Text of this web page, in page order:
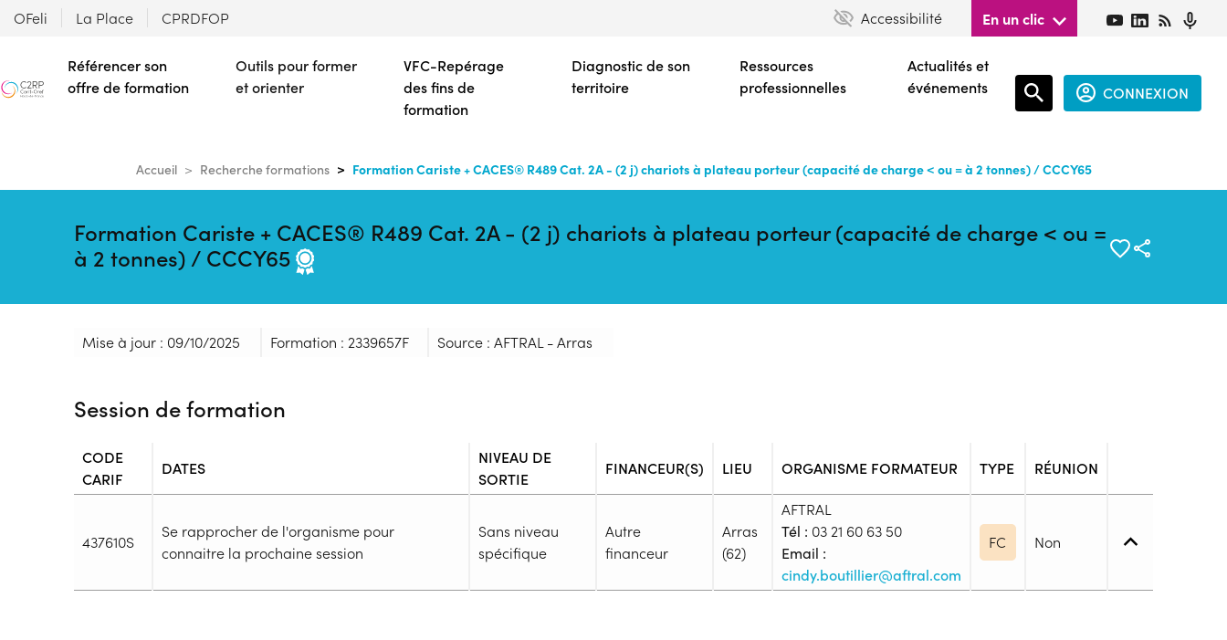
contenu
principal
OFeli La Place CPRDFOP Accessibilité En un clic
Référencer son
offre de formation
Outils pour former
et orienter
VFC-Repérage
des fins de
formation
Diagnostic de son
territoire
Ressources
professionnelles
Actualités et
événements
CONNEXION
guest
Accueil Recherche formations Formation Cariste + CACES® R489 Cat. 2A - (2 j) chariots à plateau porteur (capacité de charge < ou = à 2 tonnes) / CCCY65
Formation Cariste + CACES® R489 Cat. 2A - (2 j) chariots à plateau porteur (capacité de charge < ou =
à 2 tonnes) / CCCY65
Mise à jour : 09/10/2025 Formation : 2339657F Source : AFTRAL - Arras
Session de formation
CODE
CARIF
DATES
NIVEAU DE
SORTIE
FINANCEUR(S) LIEU ORGANISME FORMATEUR TYPE RÉUNION
437610S
Se rapprocher de l'organisme pour
connaitre la prochaine session
Sans niveau
spécifique
Autre
financeur
Arras
(62)
AFTRAL
Tél : 03 21 60 63 50
Email :
cindy.boutillier@aftral.com
FC Non